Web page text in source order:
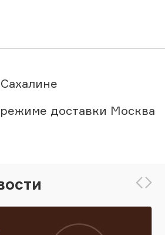
доставки Москва